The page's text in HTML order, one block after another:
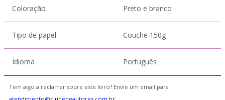
Coloração Preto e branco
Tipo de papel Couche 150g
Idioma Português
Tem algo a reclamar sobre este livro? Envie um email para